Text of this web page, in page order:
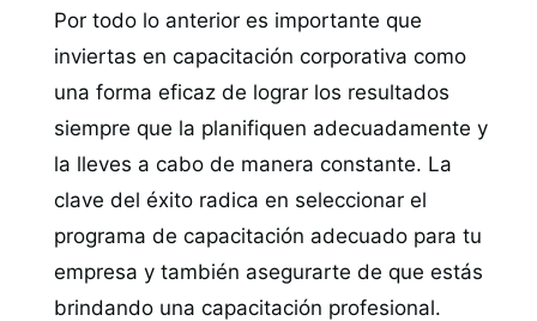
Por todo lo anterior es importante que
inviertas en capacitación corporativa como
una forma eficaz de lograr los resultados
siempre que la planifiquen adecuadamente y
la lleves a cabo de manera constante. La
clave del éxito radica en seleccionar el
programa de capacitación adecuado para tu
empresa y también asegurarte de que estás
brindando una capacitación profesional.